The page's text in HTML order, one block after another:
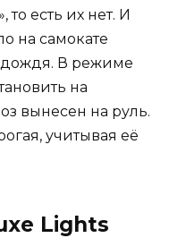
есть их нет. И
на самокате
дождя. В режиме
на
вынесен на руль.
учитывая её
Lights